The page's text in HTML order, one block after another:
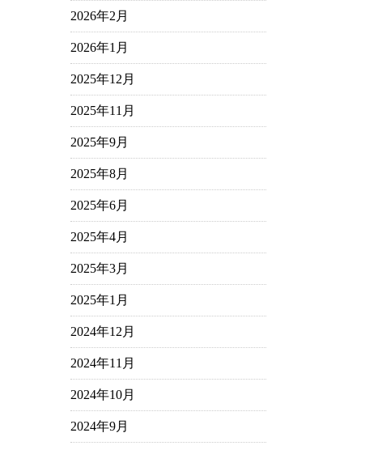
2026年2月
2026年1月
2025年12月
2025年11月
2025年9月
2025年8月
2025年6月
2025年4月
2025年3月
2025年1月
2024年12月
2024年11月
2024年10月
2024年9月